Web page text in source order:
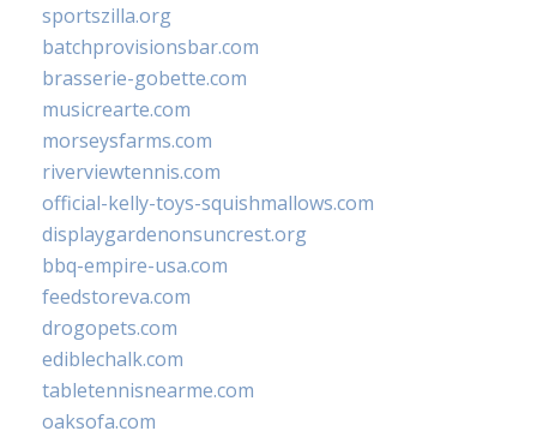
sportszilla.org
batchprovisionsbar.com
brasserie-gobette.com
musicrearte.com
morseysfarms.com
riverviewtennis.com
official-kelly-toys-squishmallows.com
displaygardenonsuncrest.org
bbq-empire-usa.com
feedstoreva.com
drogopets.com
ediblechalk.com
tabletennisnearme.com
oaksofa.com